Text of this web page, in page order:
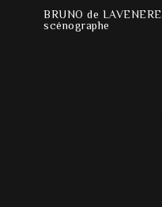
BRUNO de LAVENERE
scénographe